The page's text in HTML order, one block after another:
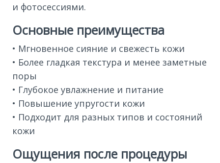
и фотосессиями.
Основные преимущества
• Мгновенное сияние и свежесть кожи
• Более гладкая текстура и менее заметные
поры
• Глубокое увлажнение и питание
• Повышение упругости кожи
• Подходит для разных типов и состояний
кожи
Ощущения после процедуры